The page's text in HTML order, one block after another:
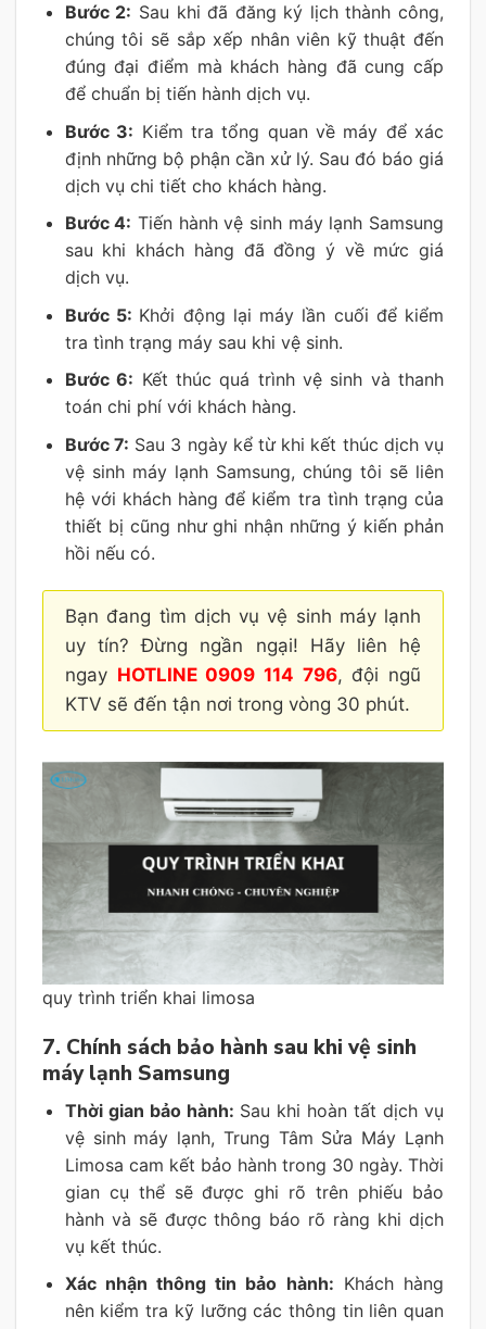
Bước 2: Sau khi đã đăng ký lịch thành công,
chúng tôi sẽ sắp xếp nhân viên kỹ thuật đến
đúng đại điểm mà khách hàng đã cung cấp
để chuẩn bị tiến hành dịch vụ.
Bước 3: Kiểm tra tổng quan về máy để xác
định những bộ phận cần xử lý. Sau đó báo giá
dịch vụ chi tiết cho khách hàng.
Bước 4: Tiến hành vệ sinh máy lạnh Samsung
sau khi khách hàng đã đồng ý về mức giá
dịch vụ.
Bước 5: Khởi động lại máy lần cuối để kiểm
tra tình trạng máy sau khi vệ sinh.
Bước 6: Kết thúc quá trình vệ sinh và thanh
toán chi phí với khách hàng.
Bước 7: Sau 3 ngày kể từ khi kết thúc dịch vụ
vệ sinh máy lạnh Samsung, chúng tôi sẽ liên
hệ với khách hàng để kiểm tra tình trạng của
thiết bị cũng như ghi nhận những ý kiến phản
hồi nếu có.
Bạn đang tìm dịch vụ vệ sinh máy lạnh
uy tín? Đừng ngần ngại! Hãy liên hệ
ngay HOTLINE 0909 114 796, đội ngũ
KTV sẽ đến tận nơi trong vòng 30 phút.
quy trình triển khai limosa
7. Chính sách bảo hành sau khi vệ sinh
máy lạnh Samsung
Thời gian bảo hành: Sau khi hoàn tất dịch vụ
vệ sinh máy lạnh, Trung Tâm Sửa Máy Lạnh
Limosa cam kết bảo hành trong 30 ngày. Thời
gian cụ thể sẽ được ghi rõ trên phiếu bảo
hành và sẽ được thông báo rõ ràng khi dịch
vụ kết thúc.
Xác nhận thông tin bảo hành: Khách hàng
nên kiểm tra kỹ lưỡng các thông tin liên quan